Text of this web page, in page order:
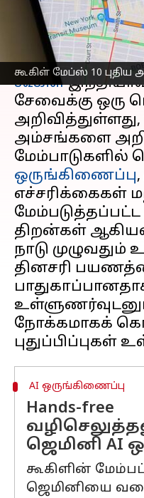
கூகிள் மேப்ஸ் 10
எழுதியவர் Venkatalakshmi V
செய்தி முன்னோட்டம்
கூகிள்
சேவைக்கு ஒரு
அறிவித்துள்ளது,
அம்சங்களை
மேம்பாடுகளில்
ஒருங்கிணைப்பு
எச்சரிக்கைகள்
திறன்கள்
நாடு
தினசரி
நோக்கமாகக்
AI ஒருங்கிணைப்பு
Hands-free
ஜெமினி AI
கூகிளின்
ஜெமினியை